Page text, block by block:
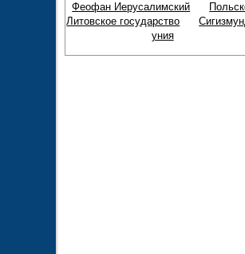
Феофан Иерусалимский
Литовское государство
уния